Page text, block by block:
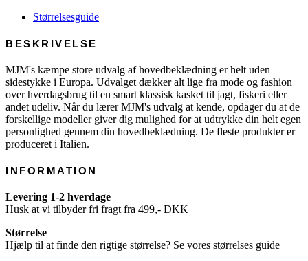
Størrelsesguide
BESKRIVELSE
MJM's kæmpe store udvalg af hovedbeklædning er helt uden
sidestykke i Europa. Udvalget dækker alt lige fra mode og fashion
over hverdagsbrug til en smart klassisk kasket til jagt, fiskeri eller
andet udeliv. Når du lærer MJM's udvalg at kende, opdager du at de
forskellige modeller giver dig mulighed for at udtrykke din helt egen
personlighed gennem din hovedbeklædning. De fleste produkter er
produceret i Italien.
INFORMATION
Levering 1-2 hverdage
Husk at vi tilbyder fri fragt fra 499,- DKK
Størrelse
Hjælp til at finde den rigtige størrelse? Se vores størrelses guide